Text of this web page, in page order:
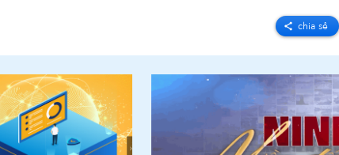
chia sẻ